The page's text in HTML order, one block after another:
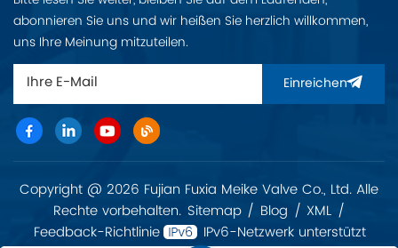
abonnieren Sie uns und wir heißen Sie herzlich willkommen,
uns Ihre Meinung mitzuteilen.
Einreichen
Copyright @ 2026 Fujian Fuxia Meike Valve Co., Ltd. Alle
Rechte vorbehalten. Sitemap / Blog / XML /
Feedback-Richtlinie
IPv6-Netzwerk unterstützt